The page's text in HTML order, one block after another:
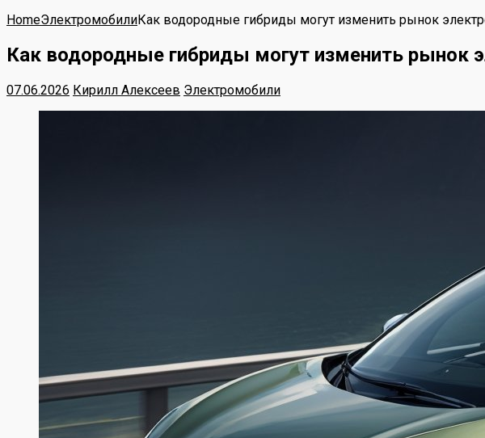
HomeЭлектромобилиКак водородные гибриды могут изменить рынок
Как водородные гибриды могут изменить рынок
07.06.2026 Кирилл Алексеев Электромобили